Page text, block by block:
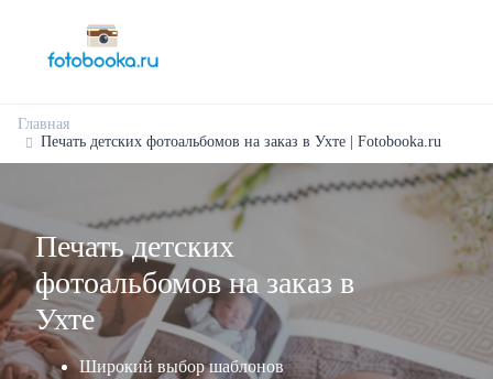
Главная
Печать детских фотоальбомов на заказ в Ухте | Fotobooka.ru
Печать детских
фотоальбомов на заказ в
Ухте
Широкий выбор шаблонов